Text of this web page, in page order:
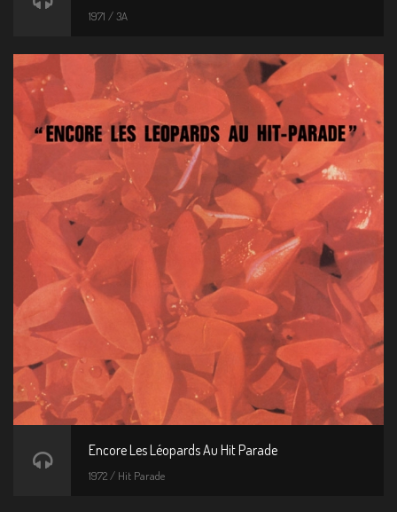
1971 / 3A
Encore Les Léopards Au Hit Parade
1972 / Hit Parade